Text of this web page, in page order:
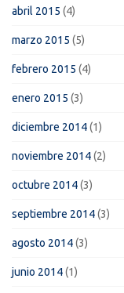
abril 2015 (4)
marzo 2015 (5)
febrero 2015 (4)
enero 2015 (3)
diciembre 2014(1)
noviembre 2014(2)
octubre 2014(3)
septiembre 2014(3)
agosto 2014(3)
junio 2014(1)